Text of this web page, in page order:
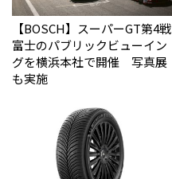
【BOSCH】スーパーGT第4戦
富士のパブリックビューイン
グを横浜本社で開催 写真展
も実施